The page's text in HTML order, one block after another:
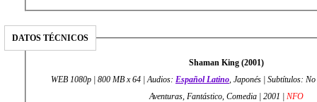
DATOS TÉCNICOS
Shaman King (2001)
WEB 1080p | 800 MB x 64 | Audios: Español Latino , Japonés | Subtítulos:
Aventuras, Fantástico, Comedia | 2001 | NFO